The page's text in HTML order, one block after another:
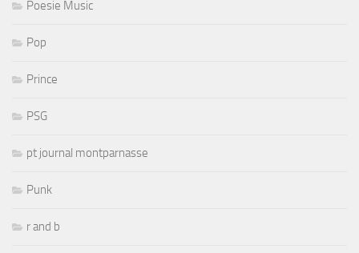
Poesie Music
Pop
Prince
PSG
pt journal montparnasse
Punk
r and b